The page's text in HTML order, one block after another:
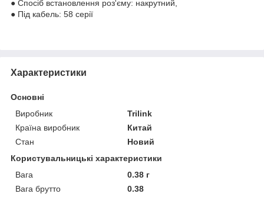
● Спосіб встановлення роз'єму: накрутний,
● Під кабель: 58 серії
Характеристики
Основні
Виробник
Trilink
Країна виробник
Китай
Стан
Новий
Користувальницькі характеристики
Вага
0.38 г
Вага брутто
0.38